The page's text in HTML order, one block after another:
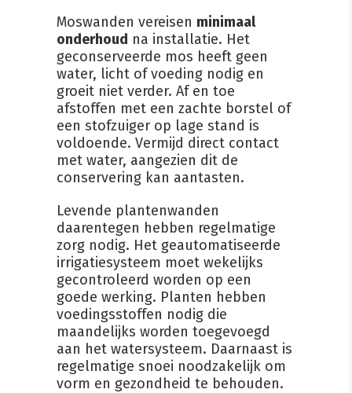
Moswanden vereisen minimaal
onderhoud na installatie. Het
geconserveerde mos heeft geen
water, licht of voeding nodig en
groeit niet verder. Af en toe
afstoffen met een zachte borstel of
een stofzuiger op lage stand is
voldoende. Vermijd direct contact
met water, aangezien dit de
conservering kan aantasten.
Levende plantenwanden
daarentegen hebben regelmatige
zorg nodig. Het geautomatiseerde
irrigatiesysteem moet wekelijks
gecontroleerd worden op een
goede werking. Planten hebben
voedingsstoffen nodig die
maandelijks worden toegevoegd
aan het watersysteem. Daarnaast is
regelmatige snoei noodzakelijk om
vorm en gezondheid te behouden.